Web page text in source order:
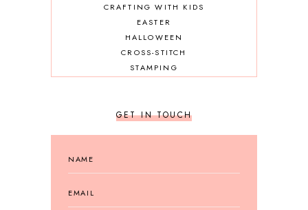
CRAFTING WITH KIDS
EASTER
HALLOWEEN
CROSS-STITCH
STAMPING
GET IN TOUCH